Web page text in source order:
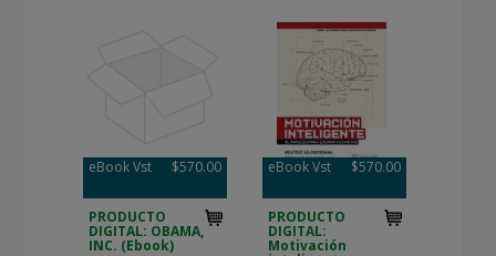
eBook Vst $570.00
PRODUCTO
DIGITAL: OBAMA,
INC. (Ebook)
eBook Vst $570.00
PRODUCTO
DIGITAL:
Motivación